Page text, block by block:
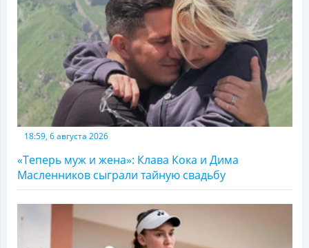
18:59, 6 августа 2026
«Теперь муж и жена»: Клава Кока и Дима
Масленников сыграли тайную свадьбу